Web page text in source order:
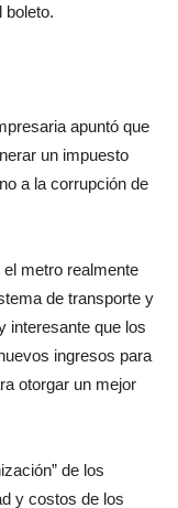
boleto.
apuntó que
un impuesto
a la corrupción de
el metro realmente
de transporte y
interesante que los
ingresos para
otorgar un mejor
de los
y costos de los